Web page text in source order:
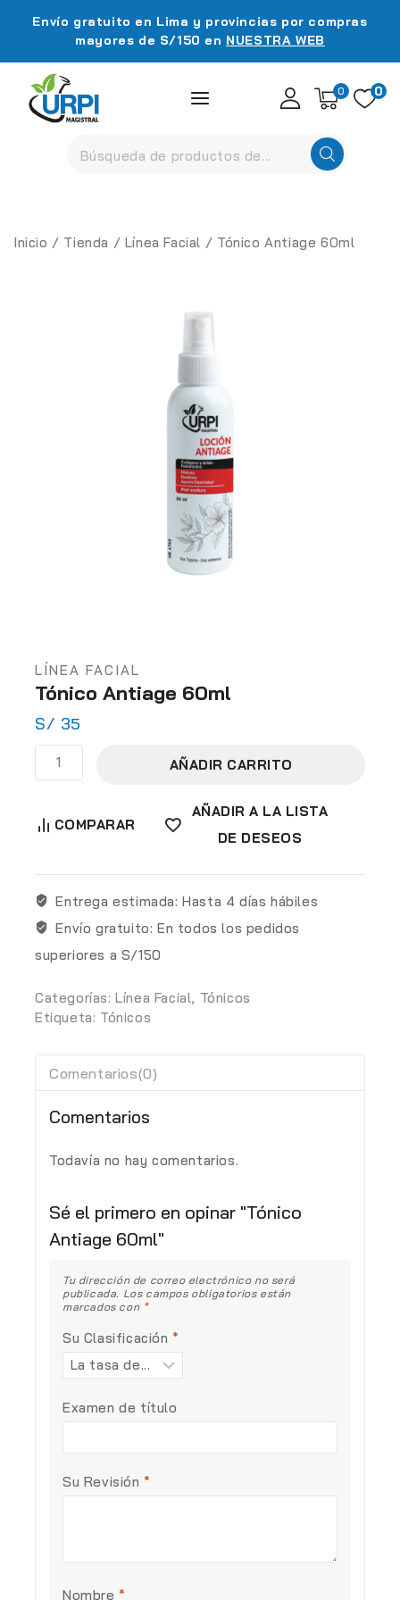
Envío gratuito en Lima y provincias por compras
mayores de S/150 en NUESTRA WEB
0 0
Inicio / Tienda / Línea Facial / Tónico Antiage 60ml
LÍNEA FACIAL
Tónico Antiage 60ml
S/ 35
AÑADIR CARRITO
COMPARAR
AÑADIR A LA LISTA
DE DESEOS
Entrega estimada: Hasta 4 días hábiles
Envío gratuito: En todos los pedidos
superiores a S/150
Categorías:Línea Facial, Tónicos
Etiqueta: Tónicos
Comentarios(0)
Comentarios
Todavía no hay comentarios.
Sé el primero en opinar "Tónico
Antiage 60ml"
Tu dirección de correo electrónico no será
publicada. Los campos obligatorios están
marcados con *
Su Clasificación*
Examen de título
Su Revisión*
Nombre*